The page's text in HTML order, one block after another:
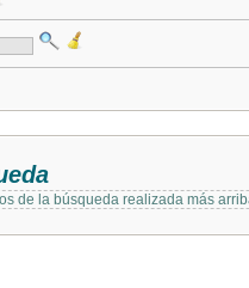
de la búsqueda realizada más